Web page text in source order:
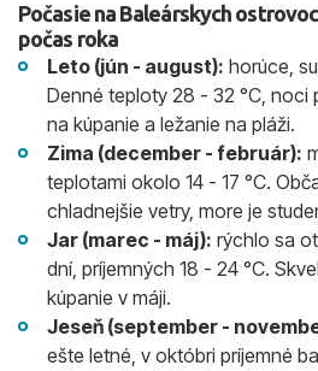
Počasie na Baleárskych
počas roka
Leto (jún - august): horúce,
Denné teploty 28 - 32 °C, noci
na kúpanie a ležanie na pláži.
Zima (december - február):
teplotami okolo 14 - 17 °C.
chladnejšie vetry, more je
Jar (marec - máj): rýchlo sa
dní, príjemných 18 - 24 °C.
kúpanie v máji.
Jeseň (september -
ešte letné, v októbri príjemné